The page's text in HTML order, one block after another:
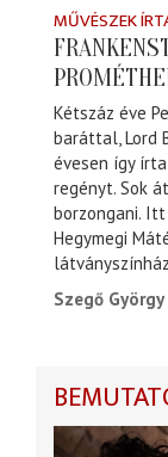
MŰVÉSZEK
Kétszáz éve
baráttal, Lord
évesen így
regényt. Sok
borzongani.
Hegymegi
Szegő György